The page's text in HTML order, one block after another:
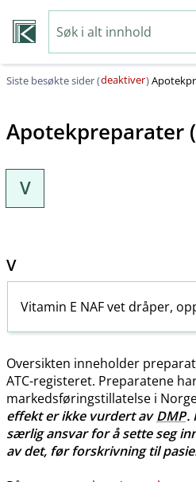
Siste besøkte sider (deaktiver)
Apotekpreparater
V
V
Vitamin E NAF vet dråper,
Oversikten inneholder
ATC-registeret. Preparatene
markedsføringstillatelse i
effekt er ikke vurdert avDMP.
særlig ansvar for å sette seg
av det, før forskrivning til